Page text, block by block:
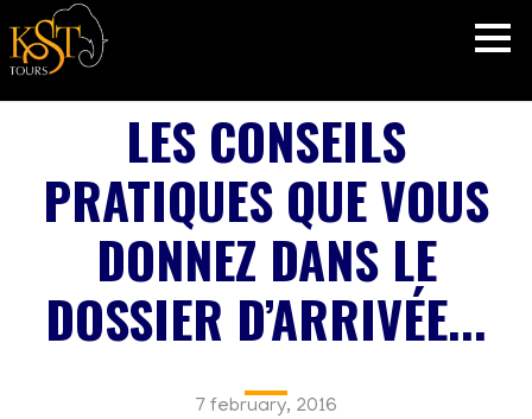
LES CONSEILS
PRATIQUES QUE VOUS
DONNEZ DANS LE
DOSSIER D’ARRIVÉE...
7 february, 2016